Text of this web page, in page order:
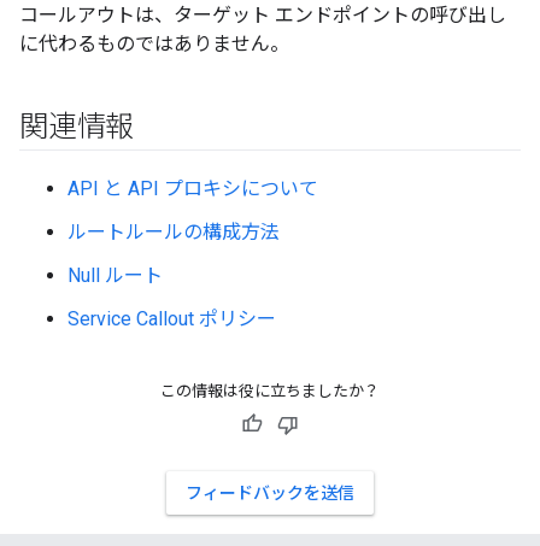
コールアウトは、ターゲット エンドポイントの呼び出し
に代わるものではありません。
関連情報
API と API プロキシについて
ルートルールの構成方法
Null ルート
Service Callout ポリシー
この情報は役に立ちましたか？
フィードバックを送信